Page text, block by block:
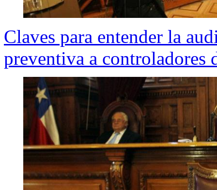
Claves para entender la
preventiva a controladores